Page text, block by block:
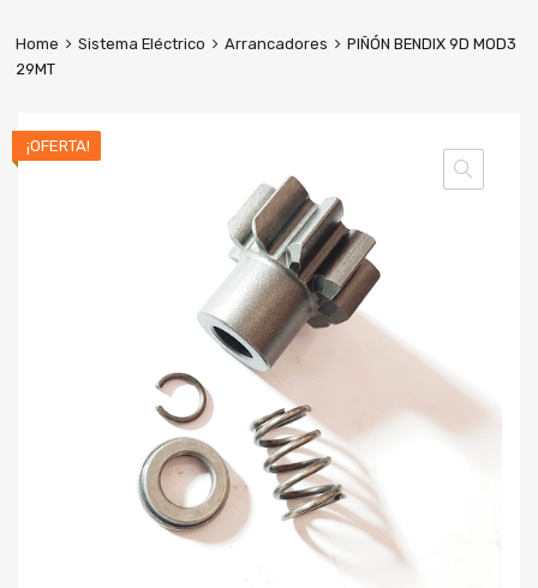
Home Sistema Eléctrico Arrancadores
PIÑÓN BENDIX 9D MOD3
29MT
¡OFERTA!